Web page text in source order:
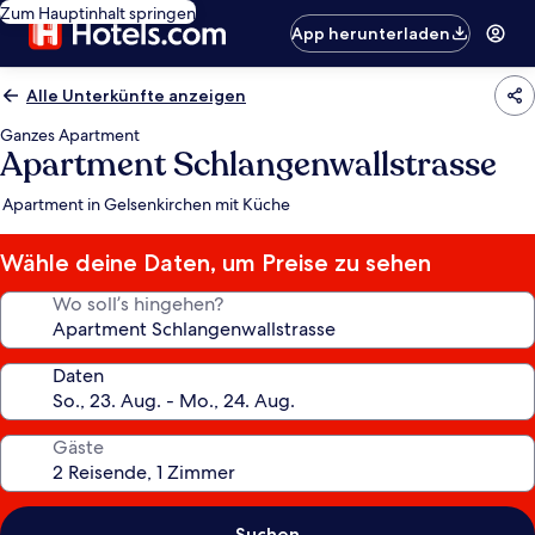
Zum Hauptinhalt springen
App herunterladen
Alle Unterkünfte anzeigen
Ganzes Apartment
Apartment Schlangenwallstrasse
Apartment in Gelsenkirchen mit Küche
Wähle deine Daten, um Preise zu sehen
Wo soll’s hingehen?
Daten
Gäste